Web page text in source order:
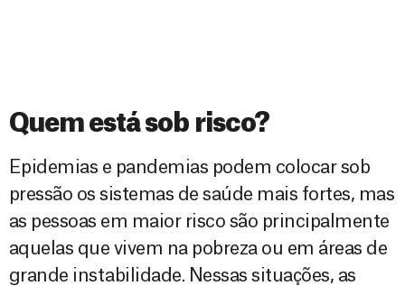
Quem está sob risco?
Epidemias e pandemias podem colocar sob
pressão os sistemas de saúde mais fortes, mas
as pessoas em maior risco são principalmente
aquelas que vivem na pobreza ou em áreas de
grande instabilidade. Nessas situações, as